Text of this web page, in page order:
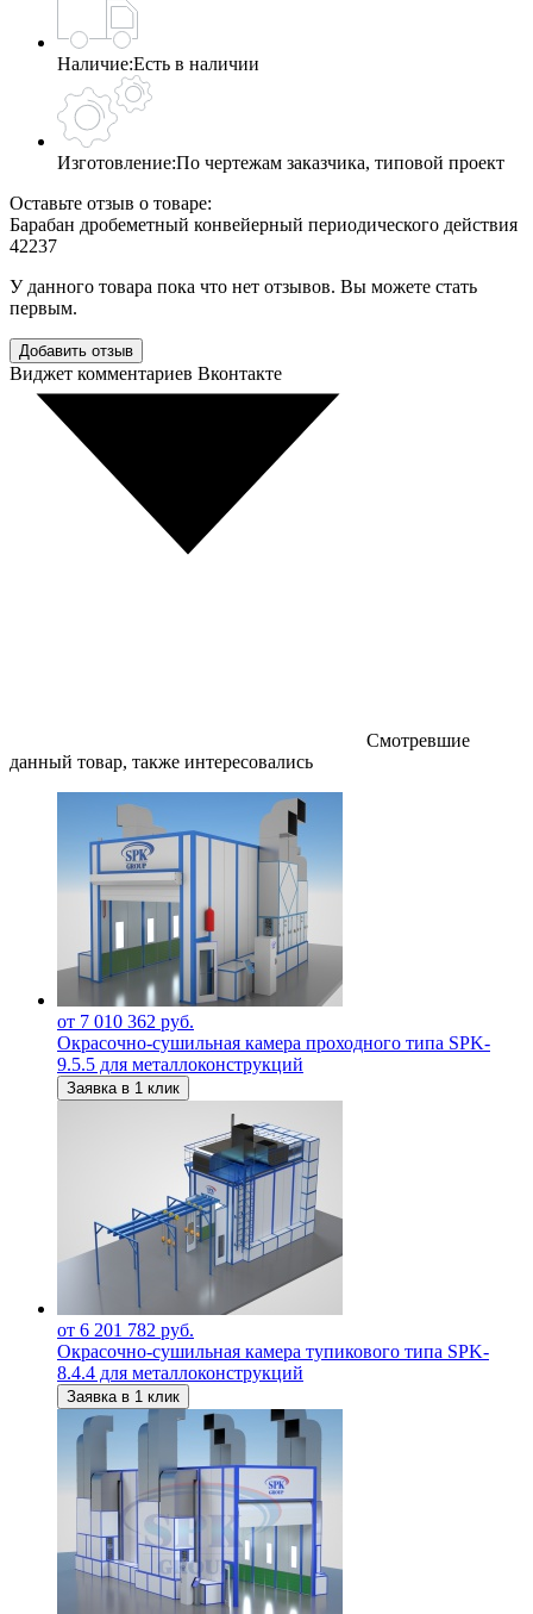
Наличие:Есть в наличии
Изготовление:По чертежам заказчика, типовой проект
Оставьте отзыв о товаре:
Барабан дробеметный конвейерный периодического действия
42237
У данного товара пока что нет отзывов. Вы можете стать
первым.
Добавить отзыв
Виджет комментариев Вконтакте
Смотревшие
данный товар, также интересовались
от 7 010 362 руб.
Окрасочно-сушильная камера проходного типа SPK-
9.5.5 для металлоконструкций
Заявка в 1 клик
от 6 201 782 руб.
Окрасочно-сушильная камера тупикового типа SPK-
8.4.4 для металлоконструкций
Заявка в 1 клик